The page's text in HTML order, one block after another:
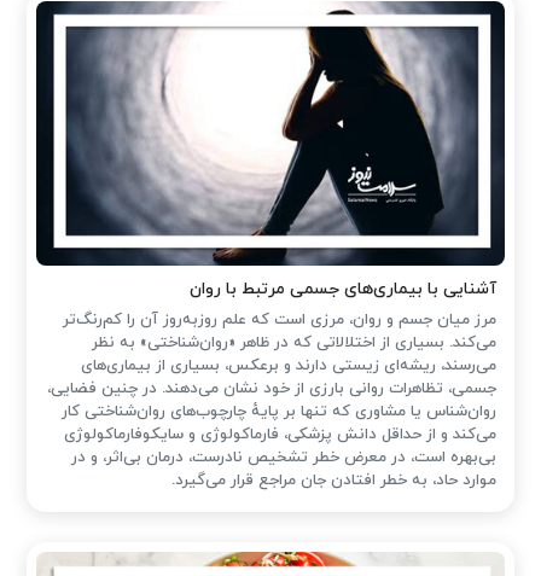
آشنایی با بیماری‌های جسمی مرتبط با روان
مرز میان جسم و روان، مرزی است که علم روزبه‌روز آن را کم‌رنگ‌تر
می‌کند. بسیاری از اختلالاتی که در ظاهر «روان‌شناختی» به نظر
می‌رسند، ریشه‌ای زیستی دارند و برعکس، بسیاری از بیماری‌های
جسمی، تظاهرات روانی بارزی از خود نشان می‌دهند. در چنین فضایی،
روان‌شناس یا مشاوری که تنها بر پایهٔ چارچوب‌های روان‌شناختی کار
می‌کند و از حداقل دانش پزشکی، فارماکولوژی و سایکوفارماکولوژی
بی‌بهره است، در معرض خطر تشخیص نادرست، درمان بی‌اثر، و در
موارد حاد، به خطر افتادن جان مراجع قرار می‌گیرد.